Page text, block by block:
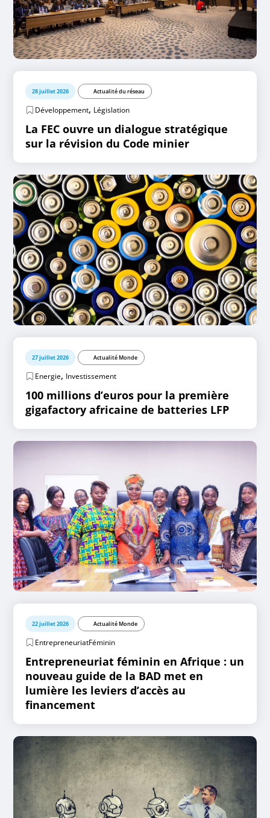
28 juillet 2026 Actualité du réseau
Développement, Législation
La FEC ouvre un dialogue stratégique
sur la révision du Code minier
27 juillet 2026 Actualité Monde
Energie, Investissement
100 millions d’euros pour la première
gigafactory africaine de batteries LFP
22 juillet 2026 Actualité Monde
EntrepreneuriatFéminin
Entrepreneuriat féminin en Afrique : un
nouveau guide de la BAD met en
lumière les leviers d’accès au
financement